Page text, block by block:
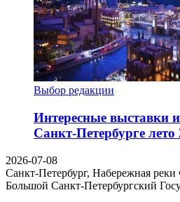
Выбор редакции
Интересные выставки
Санкт-Петербурге лето
2026-07-08
Санкт-Петербург, Набережная
Большой Санкт-Петербургский